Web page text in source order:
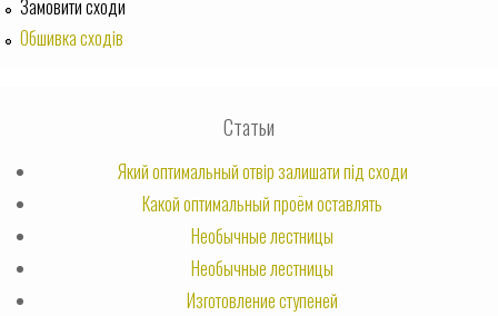
Замовити сходи
Обшивка сходів
Статьи
Який оптимальный отвір залишати під сходи
Какой оптимальный проём оставлять
Необычные лестницы
Необычные лестницы
Изготовление ступеней